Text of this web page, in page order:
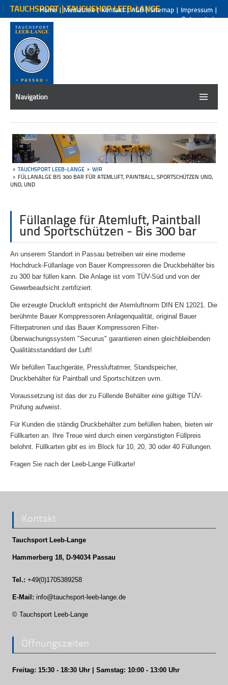
TAUCHSPORT | TAUCHSHOP LEEB-LANGE
Home| Mediathek|Kontakt|AGB|Sitemap | Impressum |
Datenschutz
Navigation
TAUCHSPORT LEEB-LANGE
WIR
FÜLLANALGE BIS 300 BAR FÜR ATEMLUFT, PAINTBALL, SPORTSCHÜTZEN UND,
UND, UND
Füllanlage für Atemluft, Paintball
und Sportschützen - Bis 300 bar
An unserem Standort in Passau betreiben wir eine moderne
Hochdruck-Füllanlage von Bauer Kompressoren die Druckbehälter bis
zu 300 bar füllen kann. Die Anlage ist vom TÜV-Süd und von der
Gewerbeaufsicht zertifiziert.
Die erzeugte Druckluft entspricht der Atemluftnorm DIN EN 12021. Die
berühmte Bauer Komppressoren Anlagenqualität, original Bauer
Filterpatronenund das Bauer Kompressoren Filter-
Überwachungssystem "Securus" garantieren einen gleichbleibenden
Qualitätsstanddard der Luft!
Wir befüllen Tauchgeräte, Pressluftatmer, Standspeicher,
Druckbehälter für Paintball und Sportschützen uvm.
Voraussetzung ist das der zu Füllende Behälter eine gültige TÜV-
Prüfung aufweist.
Für Kunden die ständig Druckbehälter zum befüllen haben, bieten wir
Füllkarten an. Ihre Treue wird durch einen vergünstigten Füllpreis
belohnt. Füllkarten gibt es im Block für 10, 20, 30 oder 40 Füllungen.
Fragen Sie nach der Leeb-Lange Füllkarte!
Kontakt
Tauchsport Leeb-Lange
Hammerberg 18, D-94034 Passau
Tel.: +49(0)1705389258
E-Mail: info@tauchsport-leeb-lange.de
© Tauchsport Leeb-Lange
Öffnungszeiten
Freitag: 15:30 - 18:30 Uhr | Samstag: 10:00 - 13:00 Uhr